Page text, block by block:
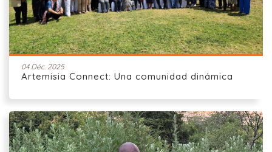
04 Déc. 2025
Artemisia Connect: Una comunidad dinámica